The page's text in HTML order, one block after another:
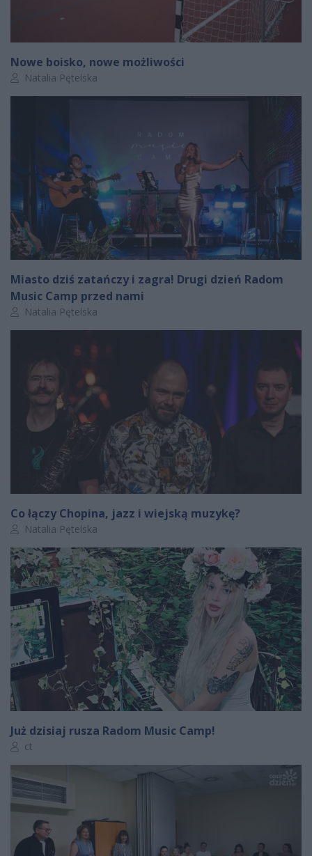
Nowe boisko, nowe możliwości
Autor artykułu:
Natalia Pętelska
Miasto dziś zatańczy i zagra! Drugi dzień Radom
Music Camp przed nami
Autor artykułu:
Natalia Pętelska
Co łączy Chopina, jazz i wiejską muzykę?
Autor artykułu:
Natalia Pętelska
Już dzisiaj rusza Radom Music Camp!
Autor artykułu:
ct